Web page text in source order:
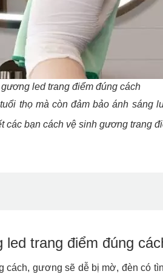
led trang điểm đúng cách
thọ mà còn đảm bảo ánh sáng
bạn cách vệ sinh gương trang
trang điểm đúng
cách, gương sẽ dễ bị mờ, đèn có